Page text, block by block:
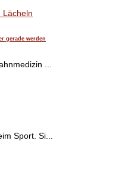
gerade werden
...
Sport. Si...